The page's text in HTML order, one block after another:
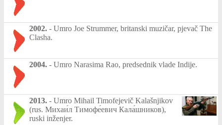
2002. - Umro Joe Strummer, britanski muzičar, pjevač The
Clasha.
2004. - Umro Narasima Rao, predsednik vlade Indije.
2013. - Umro Mihail Timofejevič Kalašnjikov
(rus. Михаи́л Тимофе́евич Кала́шников),
ruski inženjer.